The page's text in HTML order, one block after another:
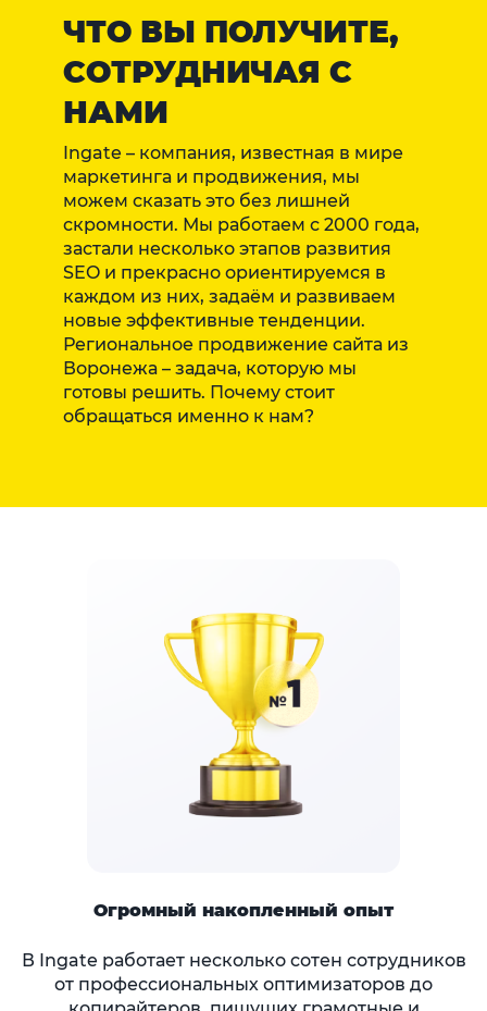
ЧТО ВЫ ПОЛУЧИТЕ,
СОТРУДНИЧАЯ С
НАМИ
Ingate – компания, известная в мире
маркетинга и продвижения, мы
можем сказать это без лишней
скромности. Мы работаем с 2000 года,
застали несколько этапов развития
SEO и прекрасно ориентируемся в
каждом из них, задаём и развиваем
новые эффективные тенденции.
Региональное продвижение сайта из
Воронежа – задача, которую мы
готовы решить. Почему стоит
обращаться именно к нам?
Огромный накопленный опыт
В Ingate работает несколько сотен сотрудников
от профессиональных оптимизаторов до